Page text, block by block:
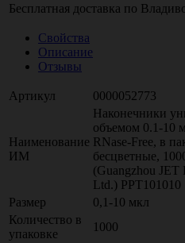
Бесплатная доставка по
Свойства
Описание
Отзывы
Артикул 0000052773
Наименование
ИМ
Наконечники
объемом 0.1-10
RNase-Free, в
бесцветные,
(Guangzhou JET
Ltd.) PPT101010
Размер
0,1-10 мкл
Количество в
упаковке
1000